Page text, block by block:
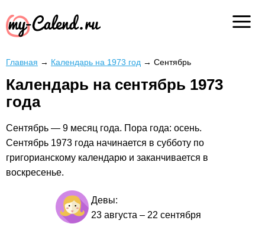
Главная → Календарь на 1973 год → Сентябрь
Календарь на сентябрь 1973
года
Сентябрь — 9 месяц года. Пора года: осень.
Сентябрь 1973 года начинается в субботу по
григорианскому календарю и заканчивается в
воскресенье.
Девы:
23 августа – 22 сентября